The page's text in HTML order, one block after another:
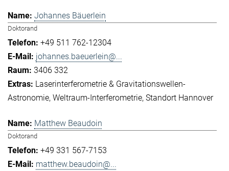
Johannes Bäuerlein
Doktorand
+49 511 762-12304
johannes.baeuerlein@...
3406 332
Laserinterferometrie & Gravitationswellen-
Astronomie Weltraum-Interferometrie Standort Hannover
Matthew Beaudoin
Doktorand
+49 331 567-7153
matthew.beaudoin@...